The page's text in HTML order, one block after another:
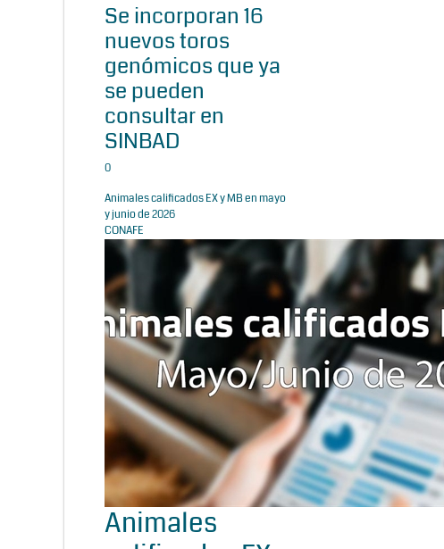
Se incorporan 16
nuevos toros
genómicos que ya
se pueden
consultar en
SINBAD
0
Animales calificados EX y MB en mayo
y junio de 2026
CONAFE
Animales